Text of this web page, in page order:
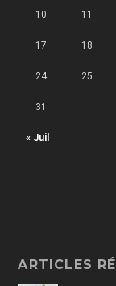
« Juil
10 11
17 18
24 25
31
ARTICLES